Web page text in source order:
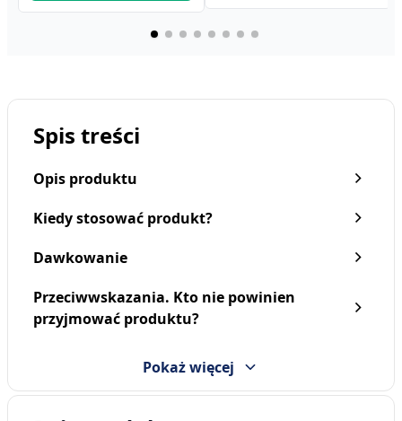
Resource Instant Protein,
proszek, 400 g
Resource 2.0+Fibre, płyn o
smaku kawowym, 4 x 200
33,89 zł
Spis treści
Opis produktu
Kiedy stosować produkt?
Dawkowanie
Przeciwwskazania. Kto nie powinien
przyjmować produktu?
Pokaż więcej